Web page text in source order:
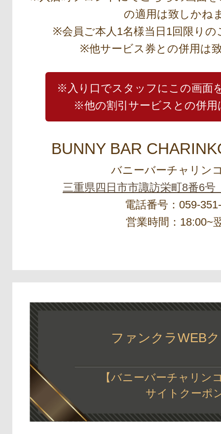
の適用は致しかね
※会員ご本人1名様当日1回限り
※他サービス券との併用は
※入り口でスタッフにこの画面
※他の割引サービスとの併
BUNNY BAR
バニーバーチャリン
三重県四日市市諏訪栄町8番6
電話番号：059-
営業時間：18:00~
ファンクラWEB
【バニーバーチャリン
サイトクーポ